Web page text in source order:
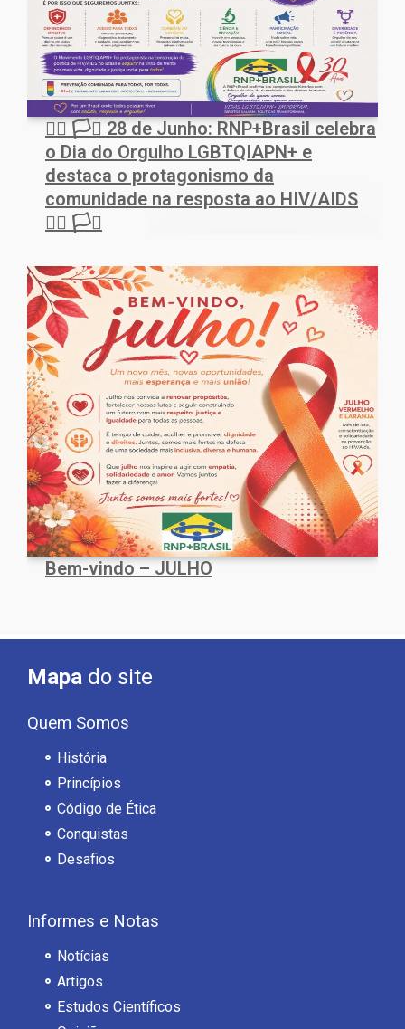
🏳️‍🌈 🏳️‍⚧️ 28 de Junho: RNP+Brasil celebra
o Dia do Orgulho LGBTQIAPN+ e
destaca o protagonismo da
comunidade na resposta ao HIV/AIDS
🏳️‍🌈 🏳️‍⚧️
Bem-vindo – JULHO
Mapa do site
Quem Somos
História
Princípios
Código de Ética
Conquistas
Desafios
Informes e Notas
Notícias
Artigos
Estudos Científicos